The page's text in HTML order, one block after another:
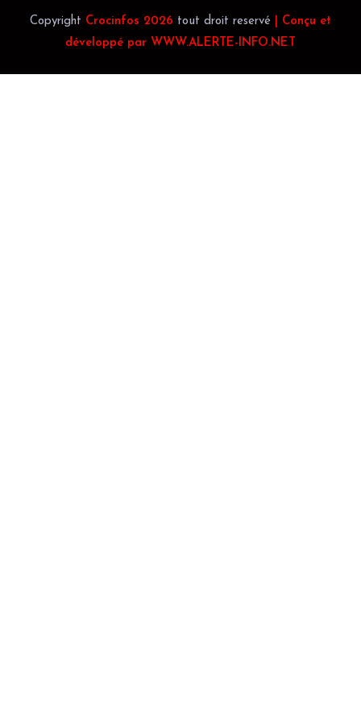
Copyright Crocinfos 2026 tout droit reservé
| Conçu et
développé par WWW.ALERTE-INFO.NET